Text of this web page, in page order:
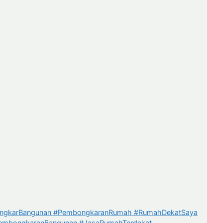
#PembongkaranRumah #RumahDekatSaya